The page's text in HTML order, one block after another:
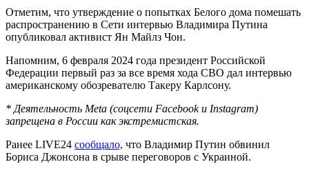
Отметим, что утверждение о попытках Белого дома помешать
распространению в Сети интервью Владимира Путина
опубликовал активист Ян Майлз Чон.
Напомним, 6 февраля 2024 года президент Российской
Федерации первый раз за все время хода СВО дал интервью
американскому обозревателю Такеру Карлсону.
* Деятельность Meta (соцсети Facebook и Instagram)
запрещена в России как экстремистская.
Ранее LIVE24 сообщало, что Владимир Путин обвинил
Бориса Джонсона в срыве переговоров с Украиной.